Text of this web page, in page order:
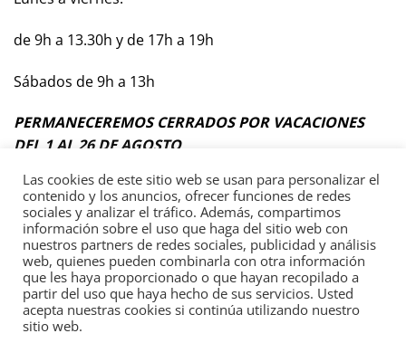
de 9h a 13.30h y de 17h a 19h
Sábados de 9h a 13h
PERMANECEREMOS CERRADOS POR VACACIONES
DEL 1 AL 26 DE AGOSTO
Términos y Condiciones Generales
Política de privacidad
Las cookies de este sitio web se usan para personalizar el
contenido y los anuncios, ofrecer funciones de redes
sociales y analizar el tráfico. Además, compartimos
información sobre el uso que haga del sitio web con
nuestros partners de redes sociales, publicidad y análisis
web, quienes pueden combinarla con otra información
que les haya proporcionado o que hayan recopilado a
partir del uso que haya hecho de sus servicios. Usted
acepta nuestras cookies si continúa utilizando nuestro
sitio web.